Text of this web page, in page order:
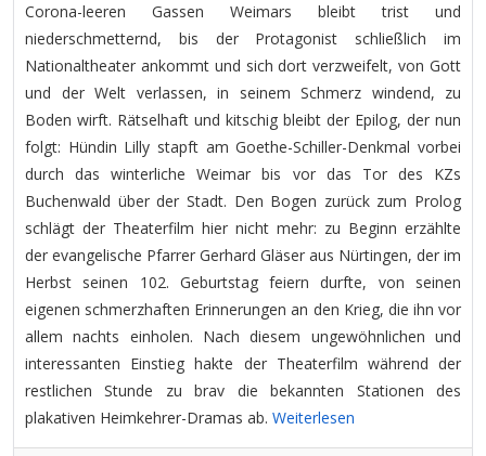
Corona-leeren Gassen Weimars bleibt trist und
niederschmetternd, bis der Protagonist schließlich im
Nationaltheater ankommt und sich dort verzweifelt, von Gott
und der Welt verlassen, in seinem Schmerz windend, zu
Boden wirft. Rätselhaft und kitschig bleibt der Epilog, der nun
folgt: Hündin Lilly stapft am Goethe-Schiller-Denkmal vorbei
durch das winterliche Weimar bis vor das Tor des KZs
Buchenwald über der Stadt. Den Bogen zurück zum Prolog
schlägt der Theaterfilm hier nicht mehr: zu Beginn erzählte
der evangelische Pfarrer Gerhard Gläser aus Nürtingen, der im
Herbst seinen 102. Geburtstag feiern durfte, von seinen
eigenen schmerzhaften Erinnerungen an den Krieg, die ihn vor
allem nachts einholen. Nach diesem ungewöhnlichen und
interessanten Einstieg hakte der Theaterfilm während der
restlichen Stunde zu brav die bekannten Stationen des
plakativen Heimkehrer-Dramas ab. Weiterlesen